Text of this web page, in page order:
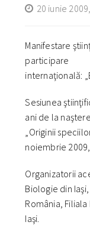
20 iunie
Manifestare
participare
internaţională:
Sesiunea
ani de la
„Originii
noiembrie 2009,
Organizatorii
Biologie din
România, Filiala
Iaşi.